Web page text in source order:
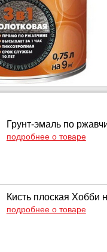
Грунт-эмаль по
подробнее о товаре
Кисть плоская Хобби
подробнее о товаре